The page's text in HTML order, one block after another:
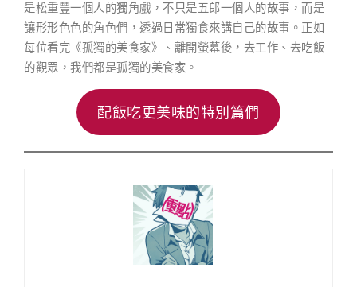
是松重豐一個人的獨角戲，不只是五郎一個人的故事，而是
讓形形色色的角色們，透過日常獨食來講自己的故事。正如
每位看完《孤獨的美食家》、離開螢幕後，去工作、去吃飯
的觀眾，我們都是孤獨的美食家。
配飯吃更美味的特別篇們